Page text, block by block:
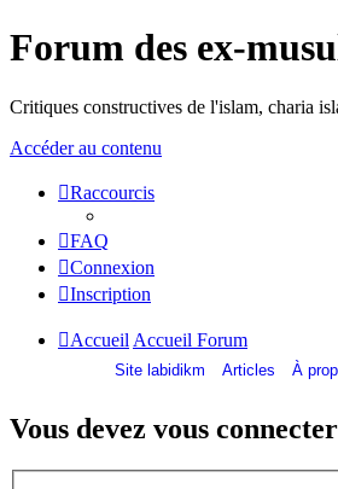
Forum des ex-
Critiques constructives de l'islam, charia
Accéder au contenu
Raccourcis
FAQ
Connexion
Inscription
Accueil Accueil Forum
Site labidikm Articles À
Vous devez vous